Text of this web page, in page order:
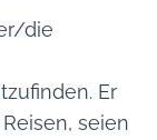
die
Er
seien